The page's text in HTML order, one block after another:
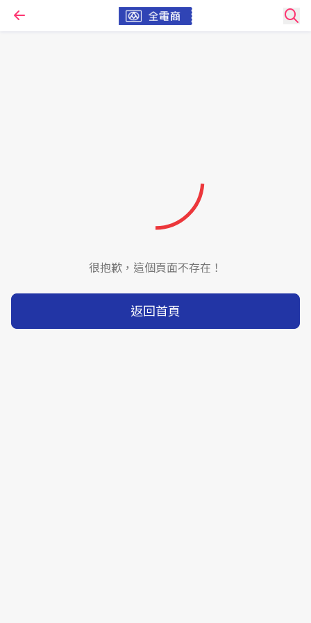
很抱歉，這個頁面不存在！
返回首頁